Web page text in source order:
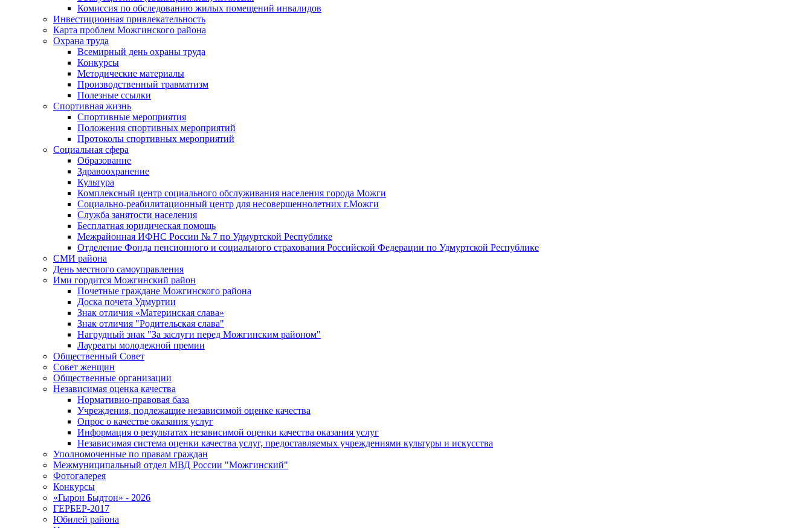
Комиссия по обследованию жилых помещений инвалидов
Инвестиционная привлекательность
Карта проблем Можгинского района
Охрана труда
Всемирный день охраны труда
Конкурсы
Методические материалы
Производственный травматизм
Полезные ссылки
Спортивная жизнь
Спортивные мероприятия
Положения спортивных мероприятий
Протоколы спортивных мероприятий
Социальная сфера
Образование
Здравоохранение
Культура
Комплексный центр социального обслуживания населения города Можги
Социально-реабилитационный центр для несовершеннолетних г.Можги
Служба занятости населения
Бесплатная юридическая помощь
Межрайонная ИФНС России № 7 по Удмуртской Республике
Отделение Фонда пенсионного и социального страхования Российской Федерации по Удмуртской Республике
СМИ района
День местного самоуправления
Ими гордится Можгинский район
Почетные граждане Можгинского района
Доска почета Удмуртии
Знак отличия «Материнская слава»
Знак отличия "Родительская слава"
Нагрудный знак "За заслуги перед Можгинским районом"
Лауреаты молодежной премии
Общественный Совет
Совет женщин
Общественные организации
Независимая оценка качества
Нормативно-правовая база
Учреждения, подлежащие независимой оценке качества
Опрос о качестве оказания услуг
Информация о результатах независимой оценки качества оказания услуг
Независимая система оценки качества услуг, предоставляемых учреждениями культуры и искусства
Уполномоченные по правам граждан
Межмуниципальный отдел МВД России "Можгинский"
Фотогалерея
Конкурсы
«Гырон Быдтон» - 2026
ГЕРБЕР-2017
Юбилей района